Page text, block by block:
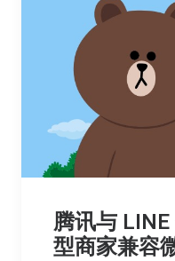
腾讯与
型商家兼容